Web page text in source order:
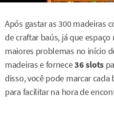
Após gastar as 300 madeiras
de craftar baús, já que
maiores problemas no início
madeiras e fornece36slots
disso, você pode marcar
para facilitar na hora de